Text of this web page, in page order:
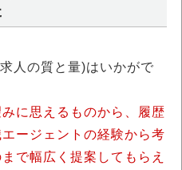
人の質と量)はいかがで
に思えるものから、履歴
ージェントの経験から考
で幅広く提案してもらえ